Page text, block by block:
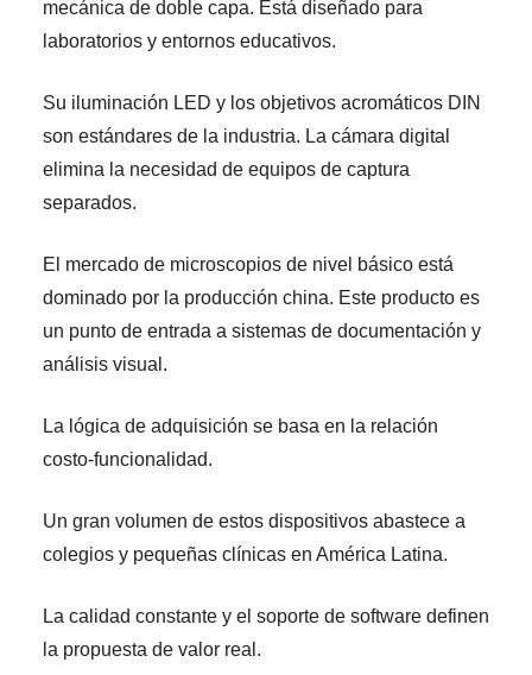
mecánica de doble capa. Está diseñado para
laboratorios y entornos educativos.
Su iluminación LED y los objetivos acromáticos DIN
son estándares de la industria. La cámara digital
elimina la necesidad de equipos de captura
separados.
El mercado de microscopios de nivel básico está
dominado por la producción china. Este producto es
un punto de entrada a sistemas de documentación y
análisis visual.
La lógica de adquisición se basa en la relación
costo-funcionalidad.
Un gran volumen de estos dispositivos abastece a
colegios y pequeñas clínicas en América Latina.
La calidad constante y el soporte de software definen
la propuesta de valor real.